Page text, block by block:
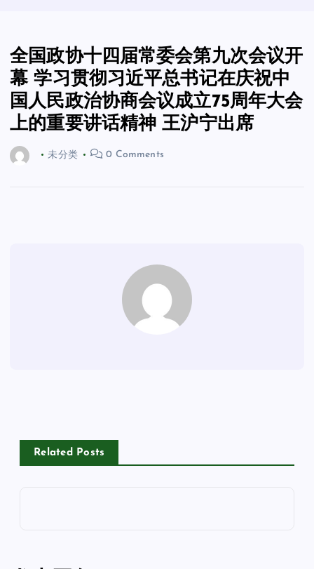
全国政协十四届常委会第九次会议开
幕 学习贯彻习近平总书记在庆祝中
国人民政治协商会议成立75周年大会
上的重要讲话精神 王沪宁出席
未分类 0 Comments
Related Posts